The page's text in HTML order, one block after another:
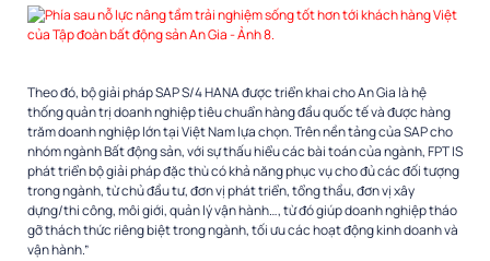
Theo đó, bộ giải pháp SAP S/4 HANA được triển khai cho An Gia là hệ
thống quản trị doanh nghiệp tiêu chuẩn hàng đầu quốc tế và được hàng
trăm doanh nghiệp lớn tại Việt Nam lựa chọn. Trên nền tảng của SAP cho
nhóm ngành Bất động sản, với sự thấu hiểu các bài toán của ngành, FPT IS
phát triển bộ giải pháp đặc thù có khả năng phục vụ cho đủ các đối tượng
trong ngành, từ chủ đầu tư, đơn vị phát triển, tổng thầu, đơn vị xây
dựng/thi công, môi giới, quản lý vận hành…, từ đó giúp doanh nghiệp tháo
gỡ thách thức riêng biệt trong ngành, tối ưu các hoạt động kinh doanh và
vận hành.”